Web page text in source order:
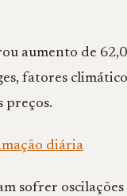
aumento de
fatores
preços.
diária
sofrer